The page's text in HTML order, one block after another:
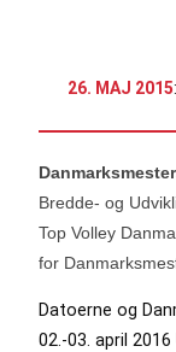
26. MAJ 2015:
Bredde- og
Top Volley
for
Datoerne og
02.-03. april 2016